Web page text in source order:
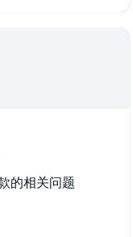
的相关问题